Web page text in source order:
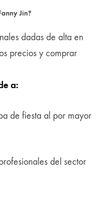
Jin?
dadas de alta en
precios y comprar
a:
de fiesta al por mayor
del sector